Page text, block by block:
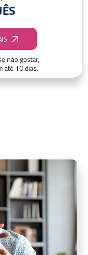
não gostar,
até 10 dias.